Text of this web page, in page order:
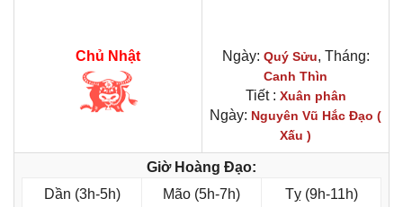
Chủ Nhật Ngày: Quý Sửu, Tháng:
Canh Thìn
Tiết : Xuân phân
Ngày: Nguyên Vũ Hắc Đạo (
Xấu )
Giờ Hoàng Đạo:
Dần (3h-5h)
Mão (5h-7h) Tỵ (9h-11h)